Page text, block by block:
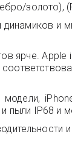
золото),
ярче.
пыли IP68